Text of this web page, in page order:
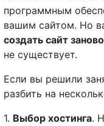
программным
вашим сайтом. Но
создать сайт заново
не существует.
Если вы решили
разбить на
1. Выбор хостинга.